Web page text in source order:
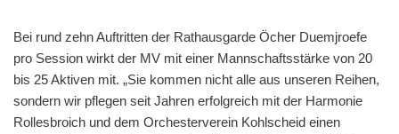
Bei rund zehn Auftritten der Rathausgarde Öcher Duemjroefe
pro Session wirkt der MV mit einer Mannschaftsstärke von 20
bis 25 Aktiven mit. „Sie kommen nicht alle aus unseren Reihen,
sondern wir pflegen seit Jahren erfolgreich mit der Harmonie
Rollesbroich und dem Orchesterverein Kohlscheid einen